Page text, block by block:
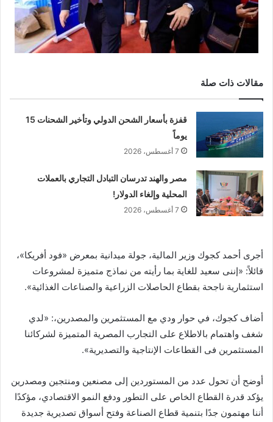
مقالات ذات صلة
قفزة بأسعار الشحن الدولي وتأخير الشحنات 15
يوماً
7 أغسطس، 2026
مصر والهند تدرسان التبادل التجاري بالعملات
المحلية وإلغاء الدولار!
7 أغسطس، 2026
أجرى أحمد كجوك وزير المالية، جولة ميدانية بمعرض «فود أفريكا»،
قائلاً: «إننى سعيد للغاية بما رأيته من نماذج متميزة لمشروعات
استثمارية ناجحة بقطاع الحاصلات الزراعية والصناعات الغذائية».
أضاف كجوك، في حوار ودي مع المستثمرين والمصدرين،: «لدي
شغف واهتمام بالاطلاع على التجارب المصرية المتميزة لشركائنا
المستثمرين فى القطاعات الإنتاجية والتصديرية».
أوضح أن تحول عدد من المستوردين إلى مصنعين ومنتجين ومصدرين
يؤكد قدرة القطاع الخاص على التطور ودفع النمو الاقتصادي، مؤكدًا
أننا مهتمون جدًا بتنمية قطاع الصناعة وفتح أسواق تصديرية جديدة